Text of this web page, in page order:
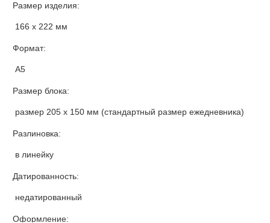
Размер изделия:
166 х 222 мм
Формат:
А5
Размер блока:
размер 205 х 150 мм (стандартный размер ежедневника)
Разлиновка:
в линейку
Датированность:
недатированный
Оформление: